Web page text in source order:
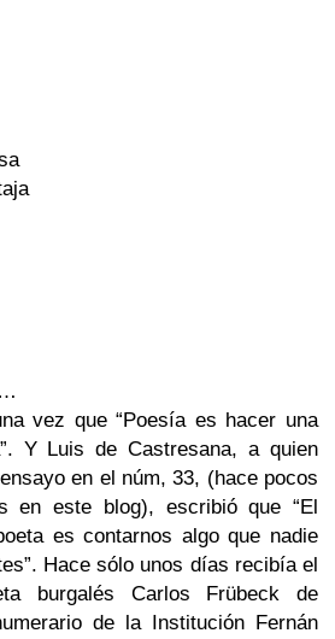
vez que “Poesía es hacer una
Y Luis de Castresana, a quien
en el núm, 33, (hace pocos
en este blog), escribió que “El
es contarnos algo que nadie
Hace sólo unos días recibía el
burgalés Carlos Frübeck de
de la Institución Fernán